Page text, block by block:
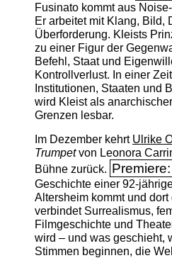
Fusinato kommt aus
Er arbeitet mit Klang, Bild,
Überforderung. Kleists
zu einer Figur der
Befehl, Staat und
Kontrollverlust. In einer
Institutionen, Staaten und
wird Kleist als
Grenzen lesbar.
Im Dezember kehrt Ulrike
Trumpetvon Leonora
Bühne zurück.
Geschichte einer 92-
Altersheim kommt und
verbindet Surrealismus,
Filmgeschichte und
wird – und was geschieht,
Stimmen beginnen, die